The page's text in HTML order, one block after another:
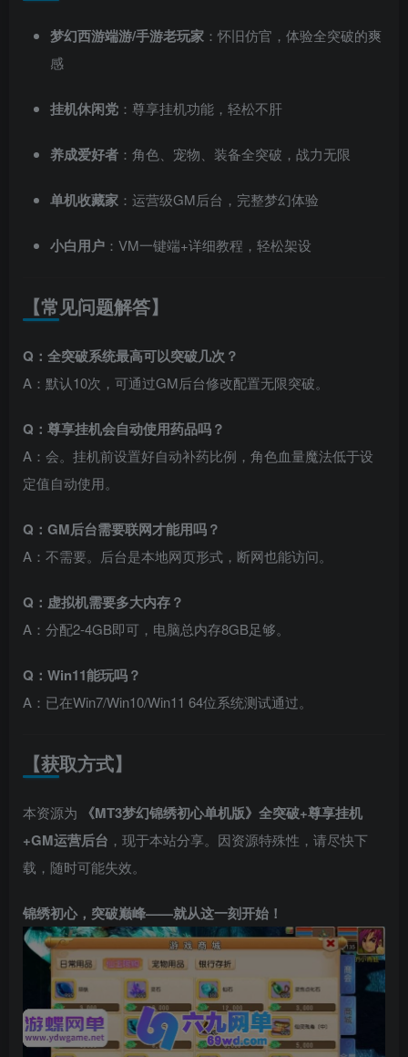
梦幻西游端游/手游老玩家 ：怀旧仿官，体验全突破的爽
感
挂机休闲党 ：尊享挂机功能，轻松不肝
养成爱好者 ：角色、宠物、装备全突破，战力无限
单机收藏家 ：运营级GM后台，完整梦幻体验
小白用户 ：VM一键端+详细教程，轻松架设
【常见问题解答】
Q：全突破系统最高可以突破几次？
A：默认10次，可通过GM后台修改配置无限突破。
Q：尊享挂机会自动使用药品吗？
A：会。挂机前设置好自动补药比例，角色血量魔法低于设
定值自动使用。
Q：GM后台需要联网才能用吗？
A：不需要。后台是本地网页形式，断网也能访问。
Q：虚拟机需要多大内存？
A：分配2-4GB即可，电脑总内存8GB足够。
Q：Win11能玩吗？
A：已在Win7/Win10/Win11 64位系统测试通过。
【获取方式】
本资源为
《MT3梦幻锦绣初心单机版》全突破+尊享挂机
+GM运营后台 ，现于本站分享。因资源特殊性，请尽快下
载，随时可能失效。
锦绣初心，突破巅峰——就从这一刻开始！